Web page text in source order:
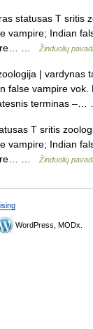
statusas T sritis
Indian
…
Žinduolių
| vardynas
vampire vok.
terminas
T sritis
Indian
…
Žinduolių
WordPress, MODx.